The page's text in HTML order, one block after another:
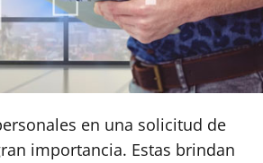
en una solicitud de
importancia. Estas brindan